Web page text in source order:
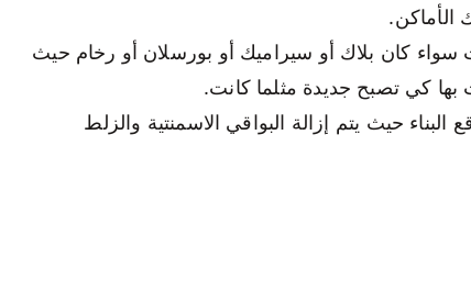
الأماكن.
كان بلاك أو سيراميك أو بورسلان أو رخام حيث
كي تصبح جديدة مثلما كانت.
حيث يتم إزالة البواقي الاسمنتية والزلط